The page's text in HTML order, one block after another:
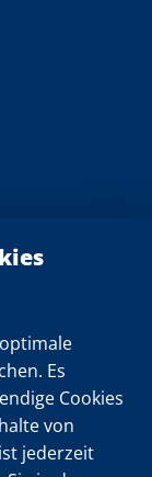
Es
Cookies
von
jederzeit